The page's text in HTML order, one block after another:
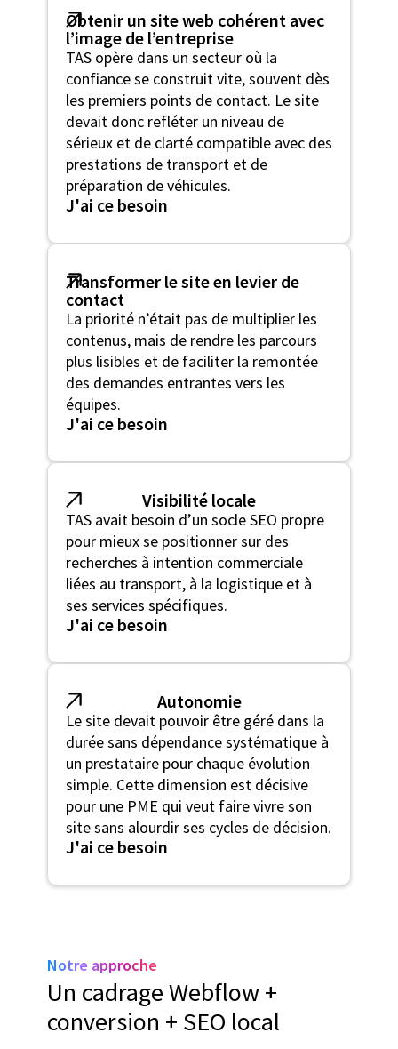
Obtenir un site web cohérent avec
l’image de l’entreprise
TAS opère dans un secteur où la
confiance se construit vite, souvent dès
les premiers points de contact. Le site
devait donc refléter un niveau de
sérieux et de clarté compatible avec des
prestations de transport et de
préparation de véhicules.
J'ai ce besoin
Transformer le site en levier de
contact
La priorité n’était pas de multiplier les
contenus, mais de rendre les parcours
plus lisibles et de faciliter la remontée
des demandes entrantes vers les
équipes.
J'ai ce besoin
Visibilité locale
TAS avait besoin d’un socle SEO propre
pour mieux se positionner sur des
recherches à intention commerciale
liées au transport, à la logistique et à
ses services spécifiques.
J'ai ce besoin
Autonomie
Le site devait pouvoir être géré dans la
durée sans dépendance systématique à
un prestataire pour chaque évolution
simple. Cette dimension est décisive
pour une PME qui veut faire vivre son
site sans alourdir ses cycles de décision.
J'ai ce besoin
Notre approche
Un cadrage Webflow +
conversion + SEO local